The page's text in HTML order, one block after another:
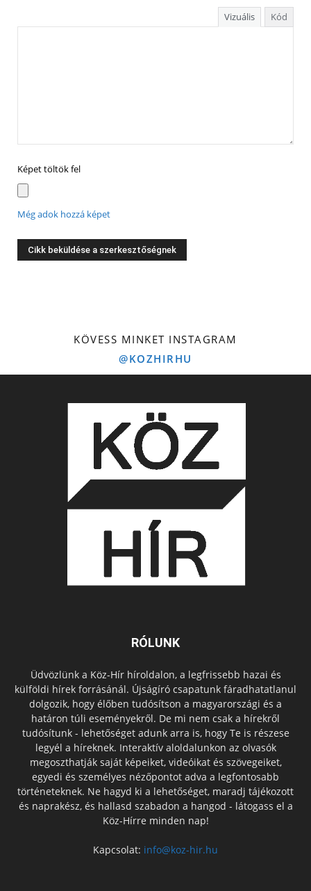
Vizuális Kód
Képet töltök fel
Még adok hozzá képet
KÖVESS MINKET INSTAGRAM
@KOZHIRHU
RÓLUNK
Üdvözlünk a Köz-Hír híroldalon, a legfrissebb hazai és
külföldi hírek forrásánál. Újságíró csapatunk fáradhatatlanul
dolgozik, hogy élőben tudósítson a magyarországi és a
határon túli eseményekről. De mi nem csak a hírekről
tudósítunk - lehetőséget adunk arra is, hogy Te is részese
legyél a híreknek. Interaktív aloldalunkon az olvasók
megoszthatják saját képeiket, videóikat és szövegeiket,
egyedi és személyes nézőpontot adva a legfontosabb
történeteknek. Ne hagyd ki a lehetőséget, maradj tájékozott
és naprakész, és hallasd szabadon a hangod - látogass el a
Köz-Hírre minden nap!
Kapcsolat: info@koz-hir.hu